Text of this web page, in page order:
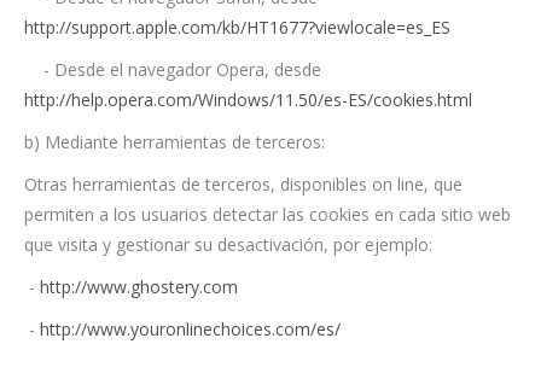
http://support.apple.com/kb/HT1677?viewlocale=es_ES
- Desde el navegador Opera, desde
http://help.opera.com/Windows/11.50/es-ES/cookies.html
b) Mediante herramientas de terceros:
Otras herramientas de terceros, disponibles on line, que
permiten a los usuarios detectar las cookies en cada sitio web
que visita y gestionar su desactivación, por ejemplo:
- http://www.ghostery.com
- http://www.youronlinechoices.com/es/